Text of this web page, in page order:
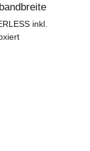
inkl.